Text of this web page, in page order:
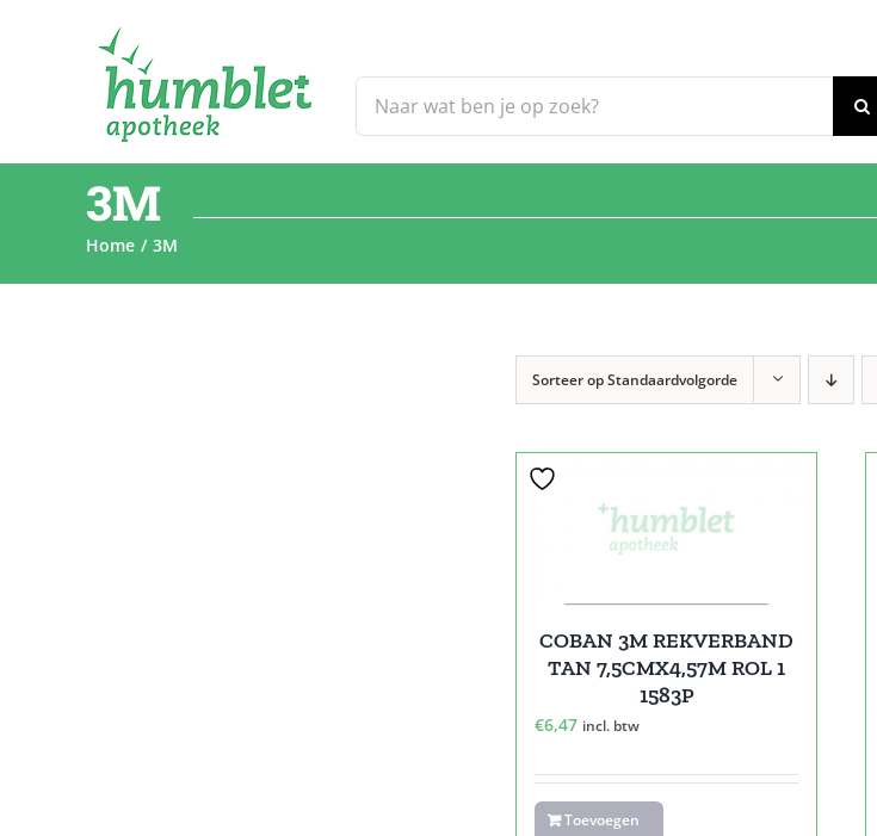
naar:
3M
Home 3M
Sorteer opStandaardvolgorde
COBAN 3M REKVERBAND
TAN 7,5CMX4,57M ROL 1
1583P
€6,47 incl. btw
Toevoegen